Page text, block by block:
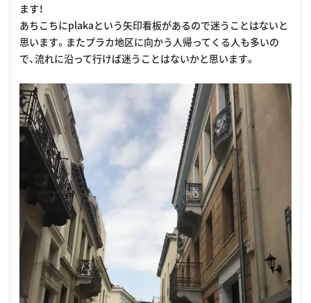
ます！
あちこちにplakaという矢印看板があるので迷うことはないと
思います。またプラカ地区に向かう人帰ってくる人も多いの
で、流れに沿って行けば迷うことはないかと思います。